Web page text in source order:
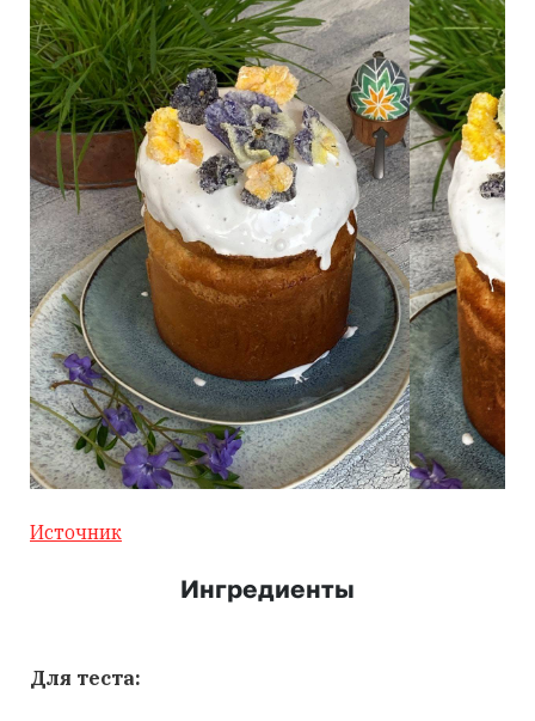
Источник
Ингредиенты
Для теста: